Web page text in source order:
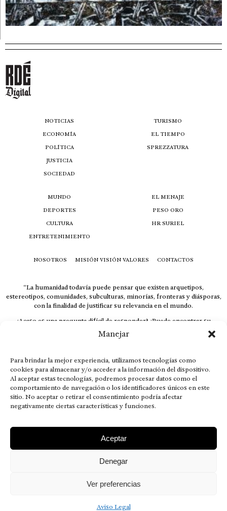
Manejar
Para brindar la mejor experiencia, utilizamos tecnologías como
cookies para almacenar y/o acceder a la información del dispositivo.
Al aceptar estas tecnologías, podremos procesar datos como el
comportamiento de navegación o los identificadores únicos en este
sitio. No aceptar o retirar el consentimiento podría afectar
negativamente ciertas características y funciones.
Aceptar
Denegar
Ver preferencias
Aviso Legal
NOTICIAS
ECONOMÍA
POLÍTICA
JUSTICIA
SOCIEDAD
TURISMO
EL TIEMPO
SPREZZATURA
MUNDO
DEPORTES
CULTURA
ENTRETENIMIENTO
EL MENAJE
PESO ORO
HR SURIEL
NOSOTROS MISIÓN VISIÓN VALORES CONTACTOS
“La humanidad todavía puede pensar que existen arquetipos,
estereotipos, comunidades, subculturas, minorías, fronteras y diásporas,
con la finalidad de justificar su relevancia en el mundo.
¿Acaso es una pregunta difícil de responder? ¿Puede encontrar su
respuesta al instante, otorgando al receptor cuestionado espacio y
velocidad suficiente para responder correctamente? De no ser así, el que
El concepto de familia no está limitado exclusivamente a la sangre; seres
que surgen en nuestro diario vivir suelen pesar más que los
emparentados. Más bien, el apego de estas dos versiones de seres
queridos mueve ideales provenientes de sus vivencias.
This is for nuestra gente.” – HRSuriel
MISIÓN VISIÓN VALORES
CONTACTOS
2026 RDÉ Digital, todos los derechos reservados.